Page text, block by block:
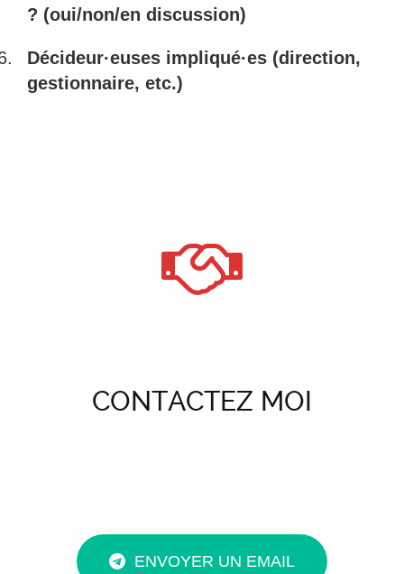
? (oui/non/en discussion)
Décideur·euses impliqué·es (direction,
gestionnaire, etc.)
CONTACTEZ MOI
ENVOYER UN EMAIL